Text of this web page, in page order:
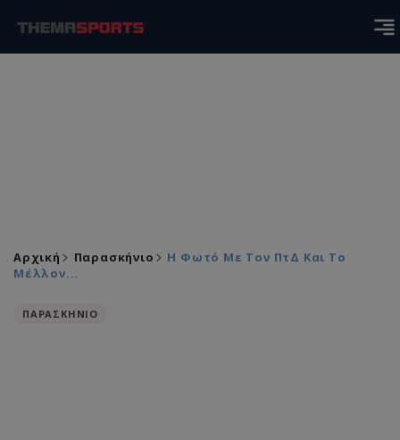
Αρχική Παρασκήνιο
Η Φωτό Με Τον ΠτΔ Και Το
Μέλλον...
ΠΑΡΑΣΚΗΝΙΟ